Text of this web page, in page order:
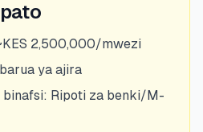
2,500,000/mwezi
ya ajira
binafsi: Ripoti za benki/M-